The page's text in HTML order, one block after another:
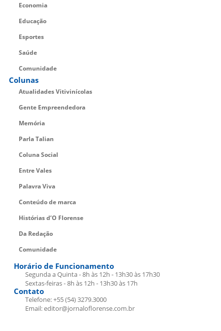
Economia
Educação
Esportes
Saúde
Comunidade
Colunas
Atualidades Vitivinícolas
Gente Empreendedora
Memória
Parla Talian
Coluna Social
Entre Vales
Palavra Viva
Conteúdo de marca
Histórias d’O Florense
Da Redação
Comunidade
Horário de Funcionamento
Segunda a Quinta - 8h às 12h - 13h30 às 17h30
Sextas-feiras - 8h às 12h - 13h30 às 17h
Contato
Telefone: +55 (54) 3279.3000
Email: editor@jornaloflorense.com.br